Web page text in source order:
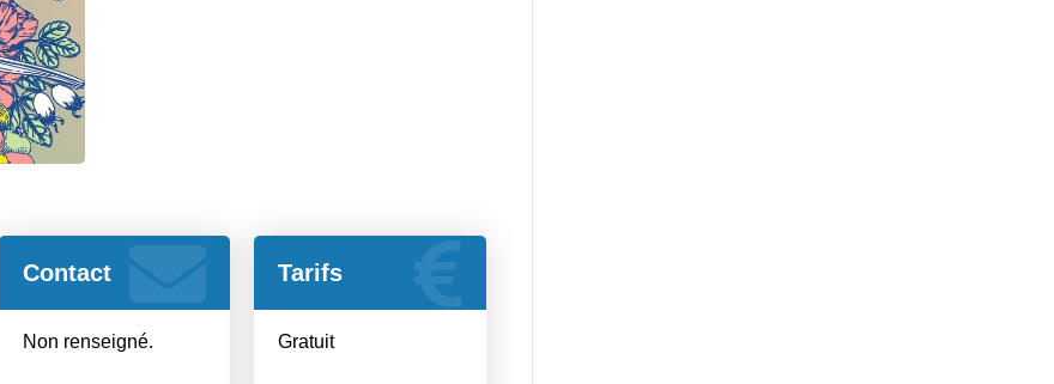
Contact
Non renseigné.
Tarifs
Gratuit